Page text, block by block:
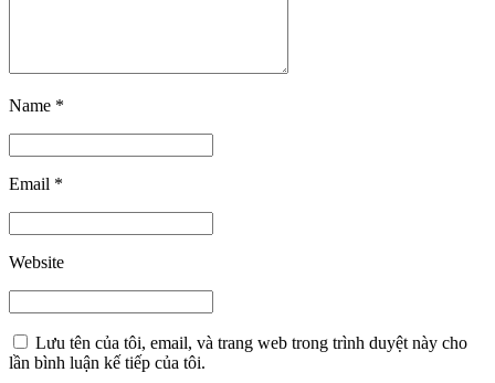
Name *
Email *
Website
Lưu tên của tôi, email, và trang web trong trình duyệt này cho
lần bình luận kế tiếp của tôi.